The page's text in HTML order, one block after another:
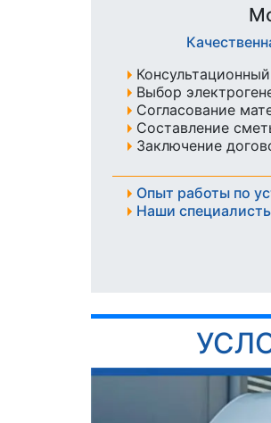
Выбор
Согласование
Составление
Заключение
Опыт работы по
Наши